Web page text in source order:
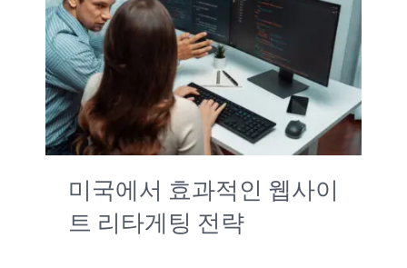
미국에서 효과적인 웹사이
트 리타게팅 전략